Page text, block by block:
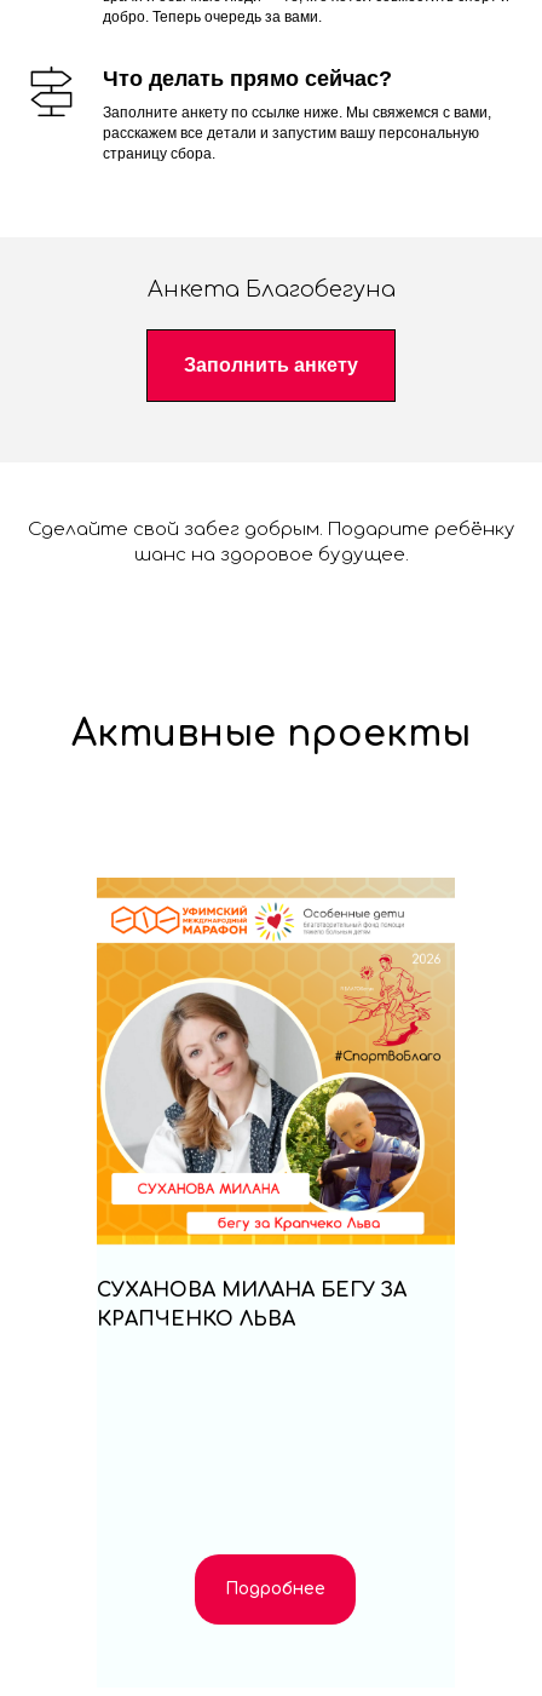
добро. Теперь очередь за вами.
Что делать прямо сейчас?
Заполните анкету по ссылке ниже. Мы свяжемся с вами,
расскажем все детали и запустим вашу персональную
страницу сбора.
Анкета Благобегуна
Заполнить анкету
Сделайте свой забег добрым. Подарите ребёнку
шанс на здоровое будущее.
Активные проекты
Подробнее
СУХАНОВА МИЛАНА БЕГУ ЗА
КРАПЧЕНКО ЛЬВА